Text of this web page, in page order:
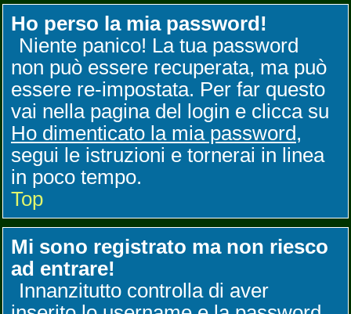
Ho perso la mia password!
Niente panico! La tua password
non può essere recuperata, ma può
essere re-impostata. Per far questo
vai nella pagina del login e clicca su
Ho dimenticato la mia password,
segui le istruzioni e tornerai in linea
in poco tempo.
Top
Mi sono registrato ma non riesco
ad entrare!
Innanzitutto controlla di aver